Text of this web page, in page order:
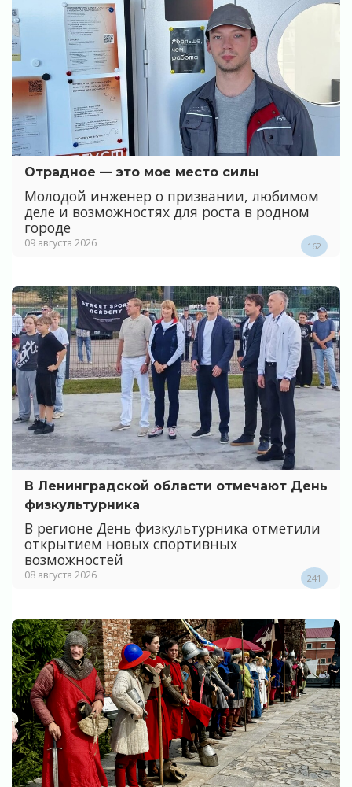
Отрадное — это мое место силы
Молодой инженер о призвании, любимом
деле и возможностях для роста в родном
городе
09 августа 2026 162
В Ленинградской области отмечают День
физкультурника
В регионе День физкультурника отметили
открытием новых спортивных
возможностей
08 августа 2026 241